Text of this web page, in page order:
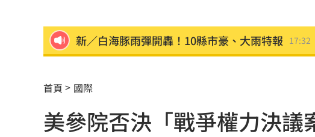
新／白海豚雨彈開轟！10縣市豪、大雨特報 17:32
日本防衛預算創新高 擬編列8.9兆日圓
翰霖苦茶油苯駢芘不合格 新北：已下架 17:27
首頁 國際
美參院否決「戰爭權力決